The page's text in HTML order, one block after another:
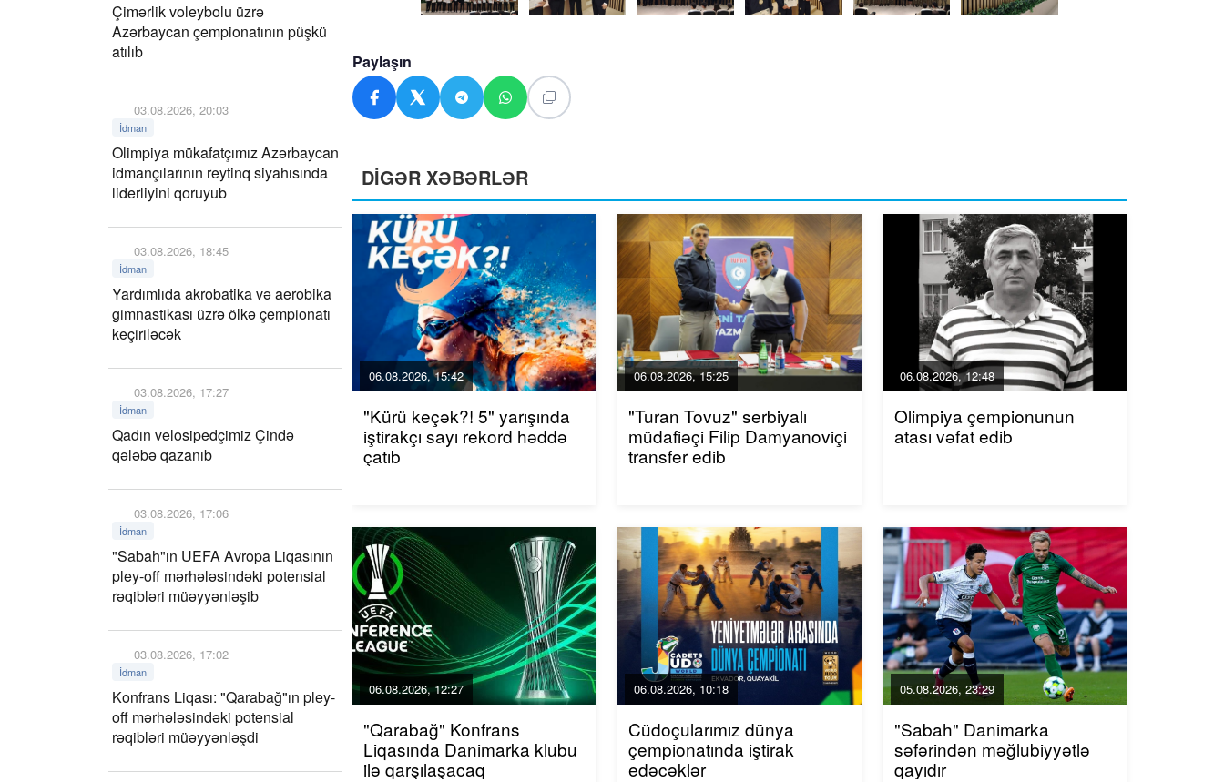
Çimərlik voleybolu üzrə
Azərbaycan çempionatının püşkü
atılıb
03.08.2026, 20:03
İdman
Olimpiya mükafatçımız Azərbaycan
idmançılarının reytinq siyahısında
liderliyini qoruyub
03.08.2026, 18:45
İdman
Yardımlıda akrobatika və aerobika
gimnastikası üzrə ölkə çempionatı
keçiriləcək
03.08.2026, 17:27
İdman
Qadın velosipedçimiz Çində
qələbə qazanıb
03.08.2026, 17:06
İdman
"Sabah"ın UEFA Avropa Liqasının
pley-off mərhələsindəki potensial
rəqibləri müəyyənləşib
03.08.2026, 17:02
İdman
Konfrans Liqası: "Qarabağ"ın pley-
off mərhələsindəki potensial
rəqibləri müəyyənləşdi
Paylaşın
DİGƏR XƏBƏRLƏR
06.08.2026, 15:42
"Kürü keçək?! 5" yarışında
iştirakçı sayı rekord həddə
çatıb
06.08.2026, 15:25
"Turan Tovuz" serbiyalı
müdafiəçi Filip Damyanoviçi
transfer edib
06.08.2026, 12:48
Olimpiya çempionunun
atası vəfat edib
06.08.2026, 12:27
"Qarabağ" Konfrans
Liqasında Danimarka klubu
ilə qarşılaşacaq
06.08.2026, 10:18
Cüdoçularımız dünya
çempionatında iştirak
edəcəklər
05.08.2026, 23:29
"Sabah" Danimarka
səfərindən məğlubiyyətlə
qayıdır